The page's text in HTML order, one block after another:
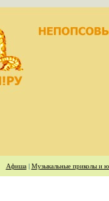
Афиша| Музыкальные приколы и